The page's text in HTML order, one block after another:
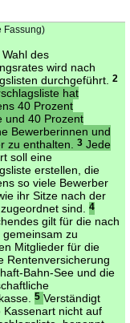
Fassung)
des
wird nach
durchgeführt.
2
hat
40 Prozent
und 40 Prozent
Bewerberinnen und
zu enthalten.
3Jede
soll eine
erstellen, die
so viele Bewerber
ihr Sitze nach der
sind.
4
gilt für die nach
gemeinsam zu
Mitglieder für die
Rentenversicherung
Bahn-See und die
5 Verständigt
Kassenart nicht auf